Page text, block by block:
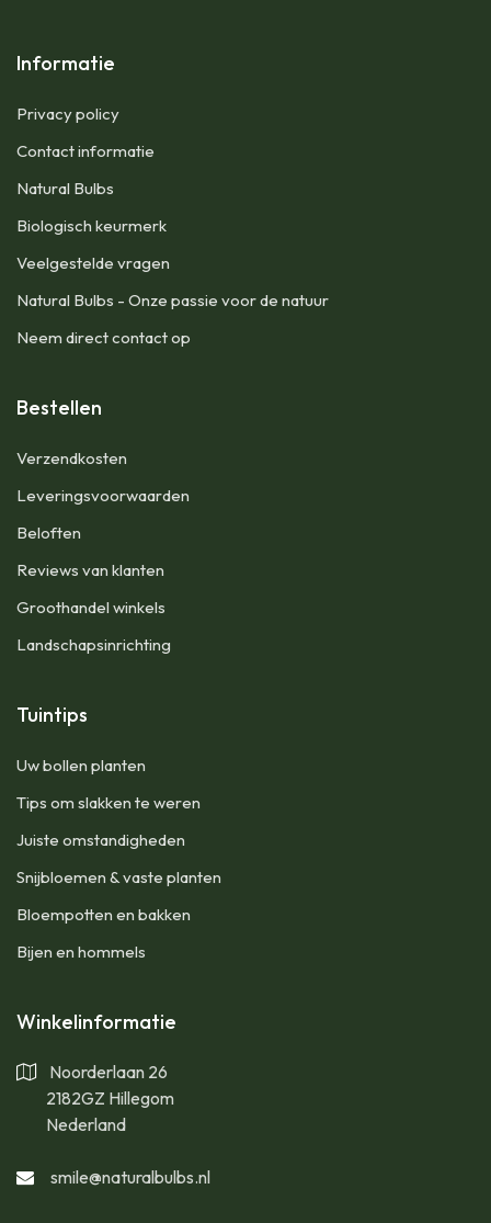
Informatie
Privacy policy
Contact informatie
Natural Bulbs
Biologisch keurmerk
Veelgestelde vragen
Natural Bulbs - Onze passie voor de natuur
Neem direct contact op
Bestellen
​Verzendkosten
Leveringsvoorwaarden
Beloften
Reviews van klanten
Groothandel winkels
Landschapsinrichting
Tuintips
Uw bollen planten
Tips om slakken te weren
Juiste omstandigheden
Snijbloemen & vaste planten
Bloempotten en bakken
Bijen en hommels
Winkelinformatie
Noorderlaan 26
2182GZ Hillegom
Nederland
smile@naturalbulbs.nl